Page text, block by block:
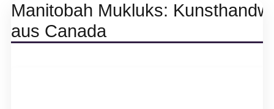
Manitobah Mukluks:
aus Canada